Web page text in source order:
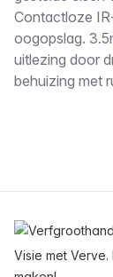
Contactloze
oogopslag.
uitlezing door
behuizing met
Visie met